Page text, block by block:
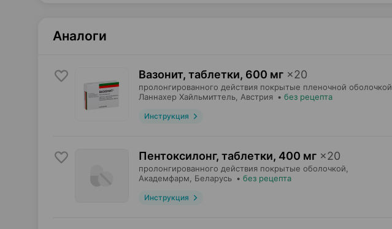
Аналоги
Вазонит, таблетки, 600 мг ×20
пролонгированного действия покрытые пленочной оболочкой,
Ланнахер Хайльмиттель , Австрия • без рецепта
Инструкция
Пентоксилонг, таблетки, 400 мг ×20
пролонгированного действия покрытые оболочкой,
Академфарм , Беларусь • без рецепта
Инструкция